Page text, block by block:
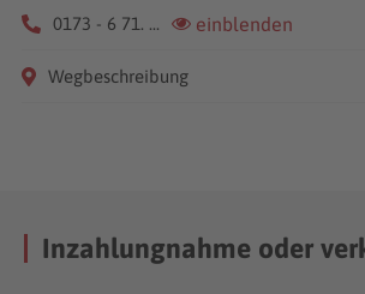
0173 - 6 71. ... einblenden
Wegbeschreibung
Inzahlungnahme oder